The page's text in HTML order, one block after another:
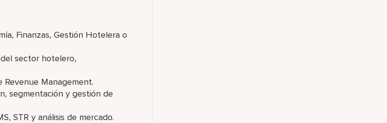
Finanzas, Gestión Hotelera o
sector hotelero,
Revenue Management.
segmentación y gestión de
STR y análisis de mercado.